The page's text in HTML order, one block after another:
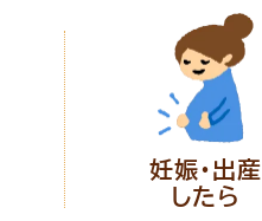
妊娠・出産
したら